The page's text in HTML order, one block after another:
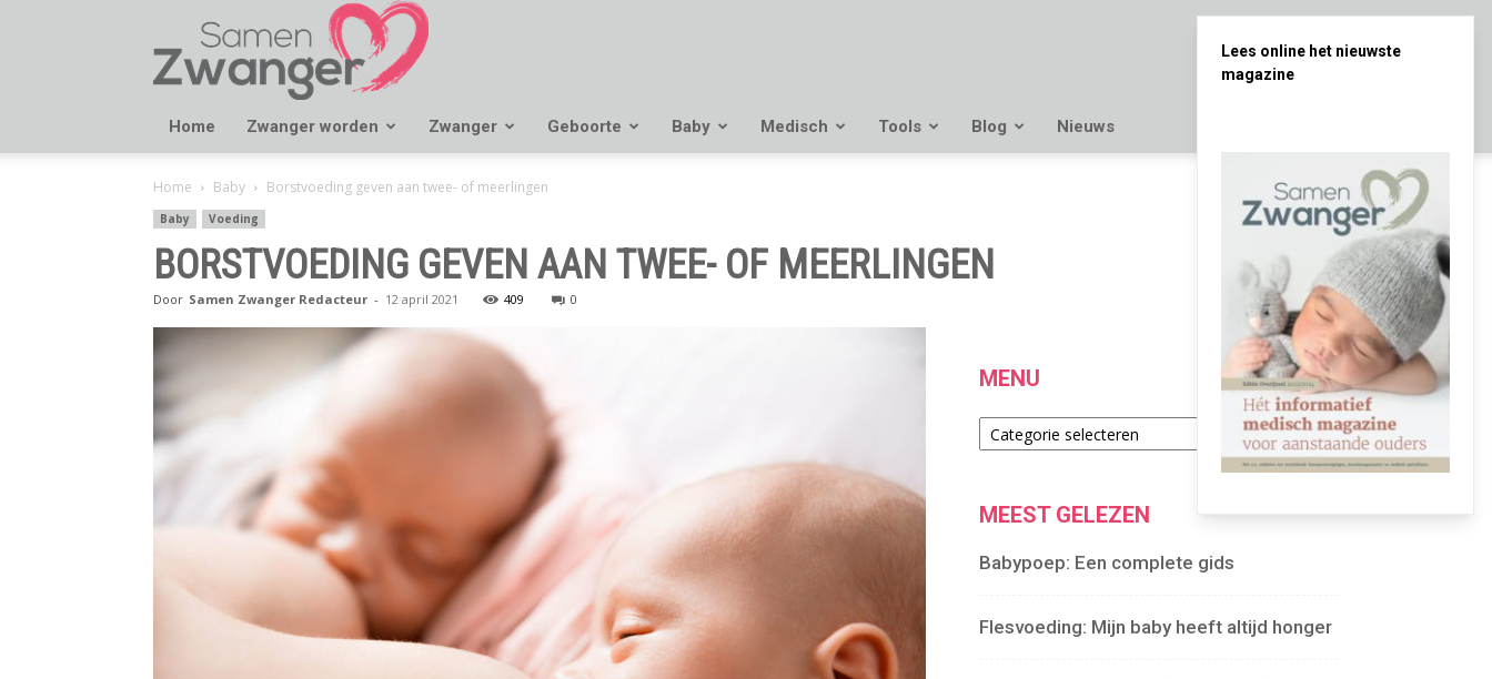
Samen
Zwanger
Home Zwanger worden Zwanger Geboorte Baby Medisch Tools Blog Nieuws
Home Baby Borstvoeding geven aan twee- of meerlingen
Baby Voeding
BORSTVOEDING GEVEN AAN TWEE- OF MEERLINGEN
Door Samen Zwanger Redacteur - 12 april 2021 409 0
MENU
Menu
MEEST GELEZEN
Babypoep: Een complete gids
Flesvoeding: Mijn baby heeft altijd honger
Lees online het nieuwste
magazine